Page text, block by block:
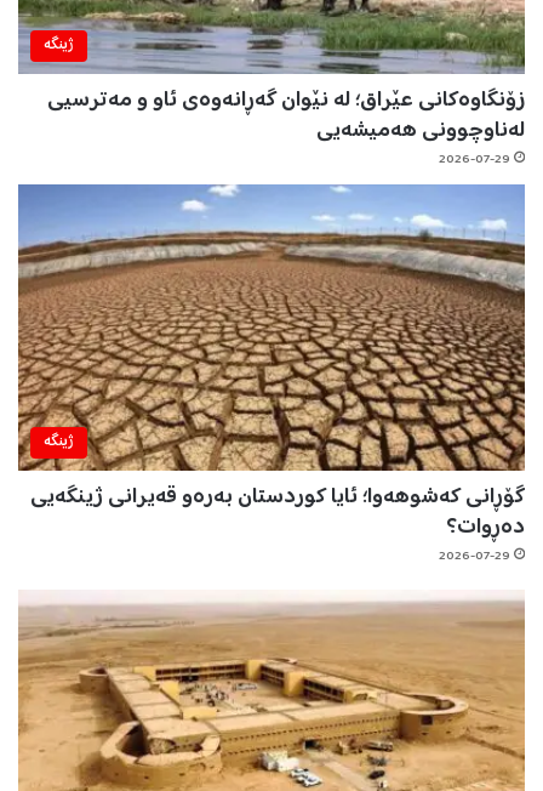
ژینگه‌
زۆنگاوەکانی عێراق؛ لە نێوان گەڕانەوەی ئاو و مەترسیی
لەناوچوونی هەمیشەیی
2026-07-29
ژینگه‌
گۆڕانی کەشوهەوا؛ ئایا کوردستان بەرەو قەیرانی ژینگەیی
دەڕوات؟
2026-07-29